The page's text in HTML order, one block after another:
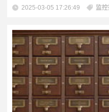
系统都成为了不可或缺的一部
稳定运行和高效性能。一、视频
2025-03-05 17:26:49 监